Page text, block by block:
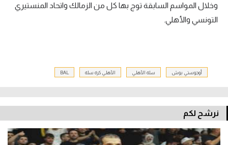
وخلال المواسم السابقة توج بها كل من الزمالك واتحاد المنستيري
التونسي والأهلي.
أوجوستي بوش سلة الأهلي الأهلي كرة سلة BAL
نرشح لكم